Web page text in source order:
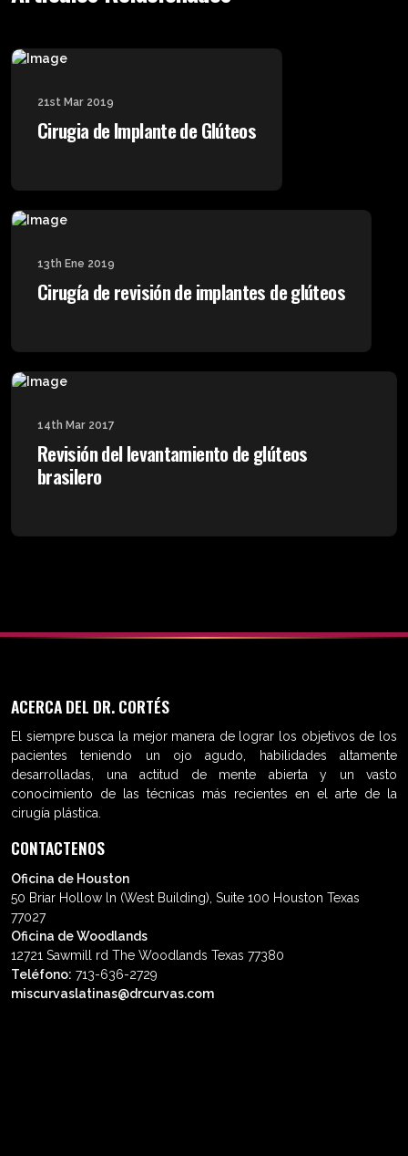
21st Mar 2019
Cirugia de Implante de Glúteos
13th Ene 2019
Cirugía de revisión de implantes de glúteos
14th Mar 2017
Revisión del levantamiento de glúteos
brasilero
ACERCA DEL DR. CORTÉS
El siempre busca la mejor manera de lograr los objetivos de los
pacientes teniendo un ojo agudo, habilidades altamente
desarrolladas, una actitud de mente abierta y un vasto
conocimiento de las técnicas más recientes en el arte de la
cirugía plástica.
CONTACTENOS
Oficina de Houston
50 Briar Hollow ln (West Building), Suite 100 Houston Texas
77027
Oficina de Woodlands
12721 Sawmill rd The Woodlands Texas 77380
Teléfono: 713-636-2729
miscurvaslatinas@drcurvas.com